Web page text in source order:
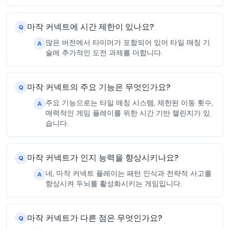
Q 마작 커넥트에 시간 제한이 있나요?
A 많은 버전에서 타이머가 포함되어 있어 타일 매칭 기
술에 추가적인 도전 과제를 더합니다.
Q 마작 커넥트의 주요 기능은 무엇인가요?
A 주요 기능으로는 타일 매칭 시스템, 제한된 이동 횟수,
매력적인 게임 플레이를 위한 시간 기반 챌린지가 있
습니다.
Q 마작 커넥트가 인지 능력을 향상시키나요?
A 네, 마작 커넥트 플레이는 패턴 인식과 전략적 사고를
향상시켜 두뇌를 활성화시키는 게임입니다.
Q 마작 커넥트가 다른 점은 무엇인가요?